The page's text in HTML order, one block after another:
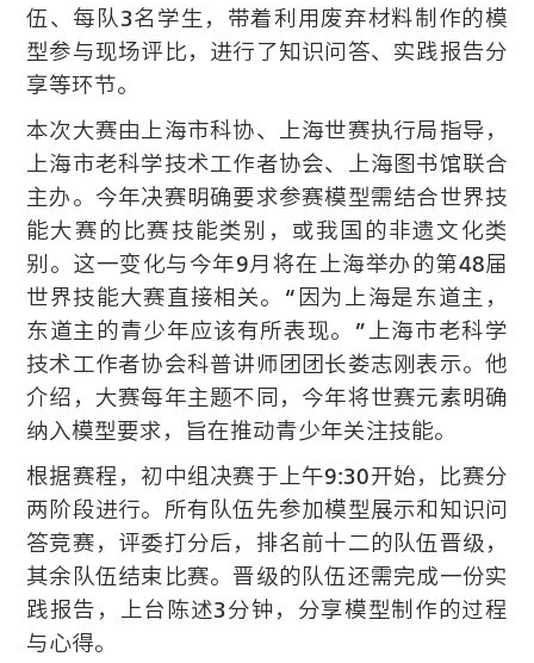
伍、每队3名学生，带着利用废弃材料制作的模
型参与现场评比，进行了知识问答、实践报告分
享等环节。
本次大赛由上海市科协、上海世赛执行局指导，
上海市老科学技术工作者协会、上海图书馆联合
主办。今年决赛明确要求参赛模型需结合世界技
能大赛的比赛技能类别，或我国的非遗文化类
别。这一变化与今年9月将在上海举办的第48届
世界技能大赛直接相关。“因为上海是东道主，
东道主的青少年应该有所表现。”上海市老科学
技术工作者协会科普讲师团团长娄志刚表示。他
介绍，大赛每年主题不同，今年将世赛元素明确
纳入模型要求，旨在推动青少年关注技能。
根据赛程，初中组决赛于上午9:30开始，比赛分
两阶段进行。所有队伍先参加模型展示和知识问
答竞赛，评委打分后，排名前十二的队伍晋级，
其余队伍结束比赛。晋级的队伍还需完成一份实
践报告，上台陈述3分钟，分享模型制作的过程
与心得。